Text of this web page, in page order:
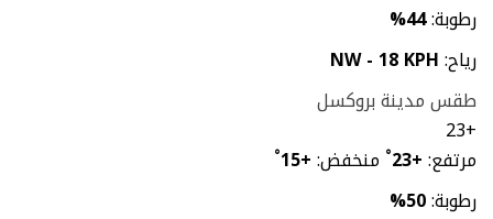
رطوبة:44%
رياح:NW - 18 KPH
طقس مدينة بروكسل
+
23
مرتفع:+
23
° منخفض:+
15
°
رطوبة:50%